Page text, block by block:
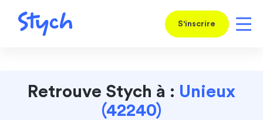
S'inscrire
Retrouve Stych à : Unieux
(42240)